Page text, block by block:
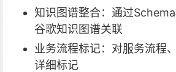
知识图谱整合：通过
谷歌知识图谱关联
业务流程标记：对服务流程
详细标记